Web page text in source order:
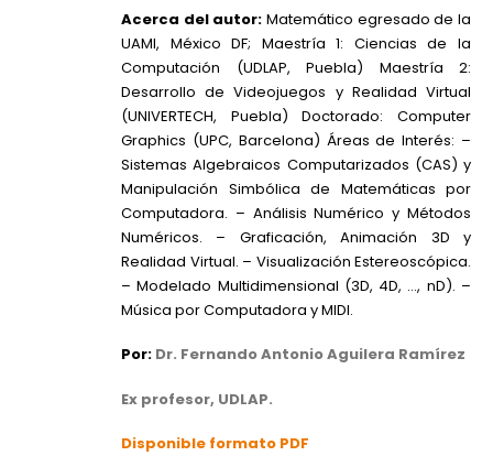
Acerca del autor: Matemático egresado de la
UAMI, México DF; Maestría 1: Ciencias de la
Computación (UDLAP, Puebla) Maestría 2:
Desarrollo de Videojuegos y Realidad Virtual
(UNIVERTECH, Puebla) Doctorado: Computer
Graphics (UPC, Barcelona) Áreas de Interés: –
Sistemas Algebraicos Computarizados (CAS) y
Manipulación Simbólica de Matemáticas por
Computadora. – Análisis Numérico y Métodos
Numéricos. – Graficación, Animación 3D y
Realidad Virtual. – Visualización Estereoscópica.
– Modelado Multidimensional (3D, 4D, …, nD). –
Música por Computadora y MIDI.
Por: Dr. Fernando Antonio Aguilera Ramírez
Ex profesor, UDLAP.
Disponible formato PDF